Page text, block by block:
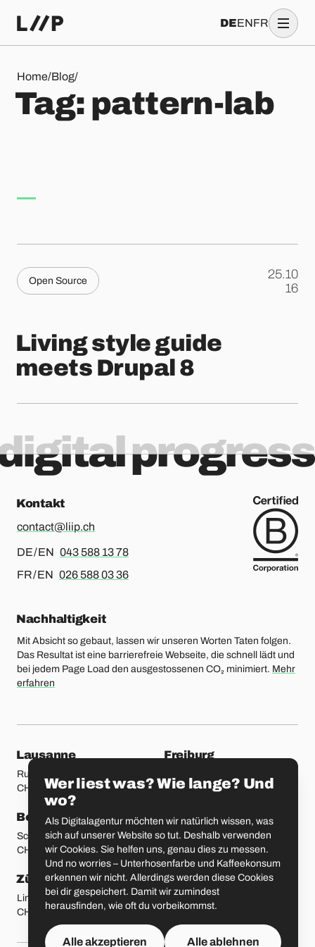
DEENFR
Home/Blog/
Tag: pattern-lab
Tag: pattern- ab
Open Source
25.10
.16
Living style guide
meets Drupal 8
progress
Kontakt
contact@liip.ch
DE / EN Für Deutsch oder Englisch, bitte anrufen
043 588 13 78
FR / EN Für Französisch oder Englisch, bitte anrufen
026 588 03 36
Nachhaltigkeit
Mit Absicht so gebaut, lassen wir unseren Worten Taten folgen.
Das Resultat ist eine barrierefreie Webseite, die schnell lädt und
bei jedem Page Load den ausgestossenen CO₂ minimiert. Mehr
erfahren
unsere Standorte
Lausanne
Rue Etraz 4
CH-1003 Lausanne
Freiburg
CH-1700 Freiburg
Bern
Schmiedenplatz 5
CH-3011 Bern
Basel
Sattelgasse 4
CH-4051 Basel
Zürich
Limmatstrasse 183
CH-8005 Zürich
St. Gallen
Vadianstrasse 25A
CH-9000 St. Gallen
Wer liest was? Wie lange? Und
wo?
Als Digitalagentur möchten wir natürlich wissen, was
sich auf unserer Website so tut. Deshalb verwenden
wir Cookies. Sie helfen uns, genau dies zu messen.
Und no worries – Unterhosenfarbe und Kaffeekonsum
erkennen wir nicht. Allerdings werden diese Cookies
bei dir gespeichert. Damit wir zumindest
herausfinden, wie oft du vorbeikommst.
Alle akzeptieren Alle ablehnen